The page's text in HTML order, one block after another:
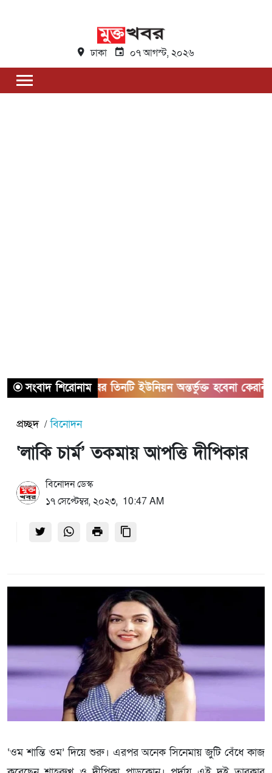
ঢাকা ০৭ আগস্ট, ২০২৬
সংবাদ শিরোনাম
সাভারের তিনটি ইউনিয়ন অন্তর্ভুক্ত হবেনা কেরানীগঞ্জের
প্রচ্ছদ বিনোদন
‘লাকি চার্ম’ তকমায় আপত্তি দীপিকার
বিনোদন ডেস্ক
১৭ সেপ্টেম্বর, ২০২৩, 10:47 AM
‘ওম শান্তি ওম’ দিয়ে শুরু। এরপর অনেক সিনেমায় জুটি বেঁধে কাজ